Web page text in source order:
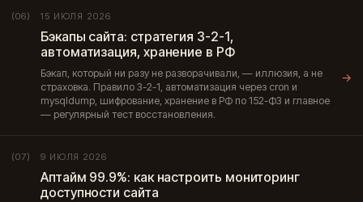
(06) 15 ИЮЛЯ 2026
Бэкапы сайта: стратегия 3-2-1,
автоматизация, хранение в РФ
Бэкап, который ни разу не разворачивали, — иллюзия, а не
страховка. Правило 3-2-1, автоматизация через cron и
mysqldump, шифрование, хранение в РФ по 152-ФЗ и главное
— регулярный тест восстановления.
→
(07) 9 ИЮЛЯ 2026
Аптайм 99.9%: как настроить мониторинг
доступности сайта